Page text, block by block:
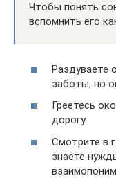
Чтобы понять
вспомнить его
Раздуваете
заботы, но
Греетесь
дорогу.
Смотрите в
знаете